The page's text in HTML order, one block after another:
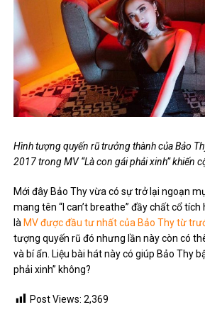
Hình tượng quyến rũ trưởng thành của Bảo
2017 trong MV “Là con gái phải xinh” khiến
Mới đây Bảo Thy vừa có sự trở lại ngoạn
mang tên “I can’t breathe” đầy chất cổ tích
là MV được đầu tư nhất của Bảo Thy từ
tượng quyến rũ đó nhưng lần này còn có
và bí ẩn. Liệu bài hát này có giúp Bảo Thy
phải xinh” không?
Post Views: 2,369